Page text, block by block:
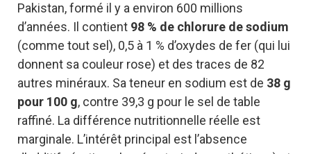
Pakistan, formé il y a environ 600 millions
d’années. Il contient 98 % de chlorure de sodium
(comme tout sel), 0,5 à 1 % d’oxydes de fer (qui lui
donnent sa couleur rose) et des traces de 82
autres minéraux. Sa teneur en sodium est de 38 g
pour 100 g, contre 39,3 g pour le sel de table
raffiné. La différence nutritionnelle réelle est
marginale. L’intérêt principal est l’absence